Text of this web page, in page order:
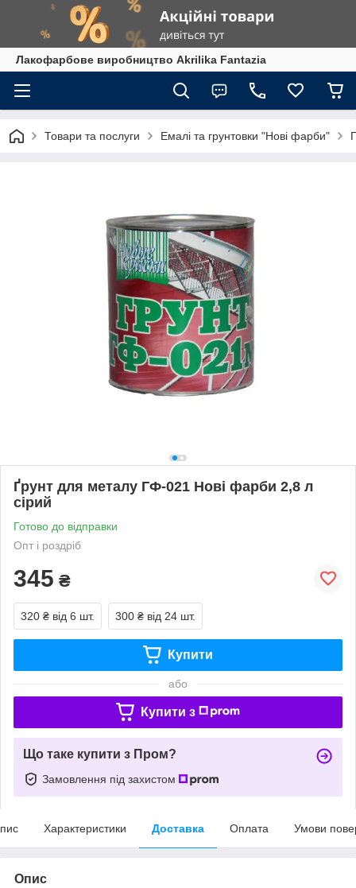
Лакофарбове виробництво Akrilika Fantazia
Товари та послуги Емалі та грунтовки "Нові фарби"
Ґрунт для металу ГФ-021 Нові фарби 2,8 л
сірий
Готово до відправки
Опт і роздріб
345 ₴
320 ₴ від 6 шт. 300 ₴ від 24 шт.
Купити
або
Купити з
Що таке купити з Пром?
Замовлення під захистом
Характеристики Доставка Оплата Умови
Опис